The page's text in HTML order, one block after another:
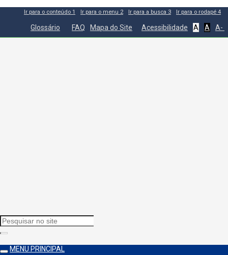
Ir para o conteúdo 1 Ir para o menu 2 Ir para a busca 3 Ir para o rodapé 4
Glossário FAQ Mapa do Site Acessibilidade A A A-
MENU PRINCIPAL